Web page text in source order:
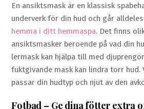
En ansiktsmask är en klassisk
underverk för din hud och går
hemma i ditt hemmaspa. Det finns
ansiktsmasker beroende på vad din
lermask kan hjälpa till med
fuktgivande mask kan lindra torr hud.
passar din hudtyp och njut av den
Fotbad – Ge dina fötter extra